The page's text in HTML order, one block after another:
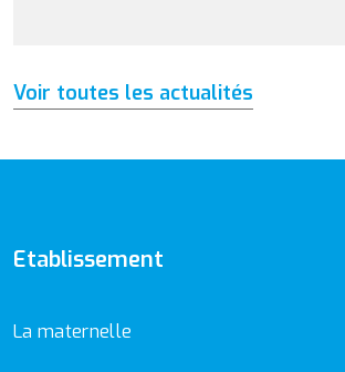
Voir toutes les actualités
Etablissement
La maternelle